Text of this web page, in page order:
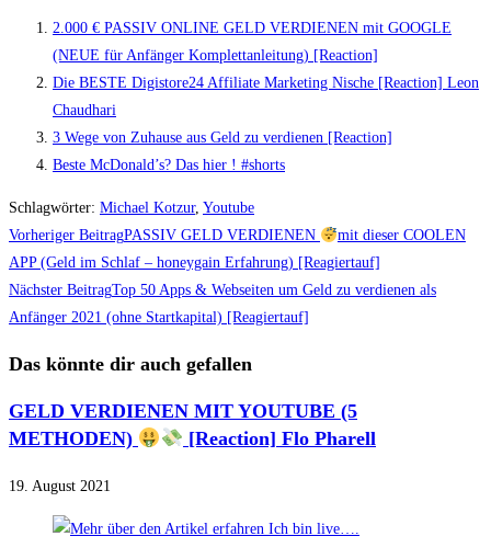
2.000 € PASSIV ONLINE GELD VERDIENEN mit GOOGLE
(NEUE für Anfänger Komplettanleitung) [Reaction]
Die BESTE Digistore24 Affiliate Marketing Nische [Reaction] Leon
Chaudhari
3 Wege von Zuhause aus Geld zu verdienen [Reaction]
Beste McDonald’s? Das hier ! #shorts
Schlagwörter: Michael Kotzur, Youtube
Weitere
Artikel
ansehen
Vorheriger BeitragPASSIV GELD VERDIENEN
mit dieser COOLEN
APP (Geld im Schlaf – honeygain Erfahrung) [Reagiertauf]
Nächster BeitragTop 50 Apps & Webseiten um Geld zu verdienen als
Anfänger 2021 (ohne Startkapital) [Reagiertauf]
Das könnte dir auch gefallen
GELD VERDIENEN MIT YOUTUBE (5
METHODEN)
[Reaction] Flo Pharell
19. August 2021